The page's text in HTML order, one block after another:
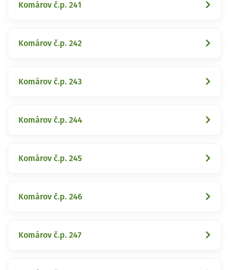
Komárov č.p. 241
Komárov č.p. 242
Komárov č.p. 243
Komárov č.p. 244
Komárov č.p. 245
Komárov č.p. 246
Komárov č.p. 247